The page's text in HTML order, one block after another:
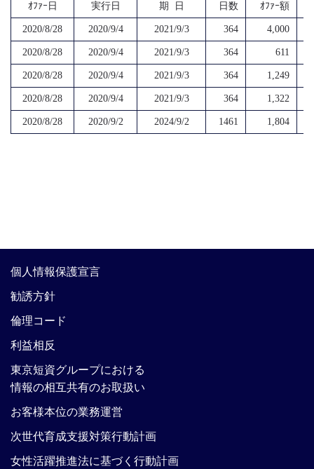
ｵﾌｧｰ日 実行日 期 日 日数 ｵﾌｧｰ額
2020/8/28 2020/9/4 2021/9/3 364 4,000
2020/8/28 2020/9/4 2021/9/3 364 611
2020/8/28 2020/9/4 2021/9/3 364 1,249
2020/8/28 2020/9/4 2021/9/3 364 1,322
2020/8/28 2020/9/2 2024/9/2 1461 1,804
個人情報保護宣言
勧誘方針
倫理コード
利益相反
東京短資グループにおける
情報の相互共有のお取扱い
お客様本位の業務運営
次世代育成支援対策行動計画
女性活躍推進法に基づく行動計画